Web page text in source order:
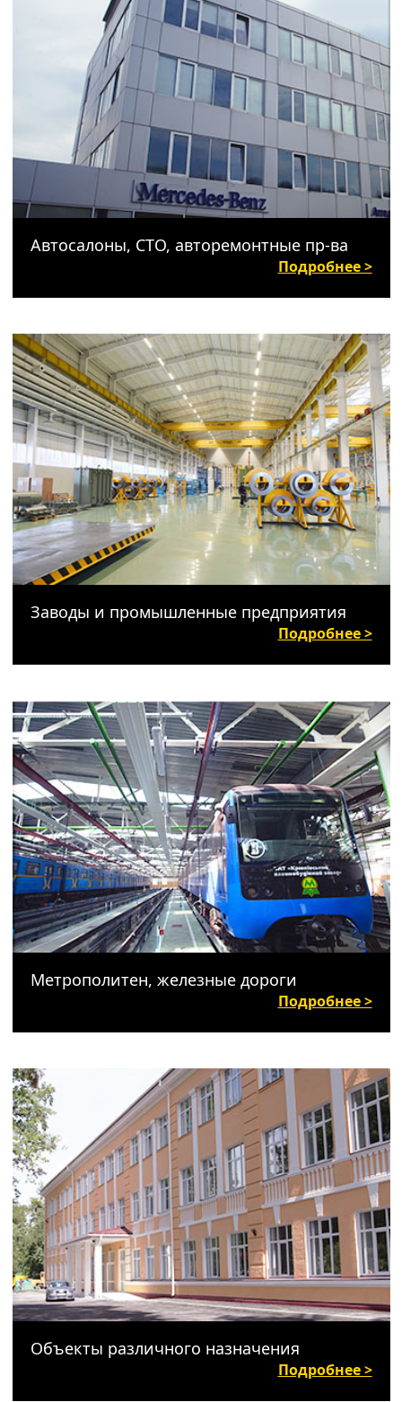
Автосалоны, СТО, авторемонтные пр-ва
Подробнее >
Заводы и промышленные предприятия
Подробнее >
Метрополитен, железные дороги
Подробнее >
Объекты различного назначения
Подробнее >